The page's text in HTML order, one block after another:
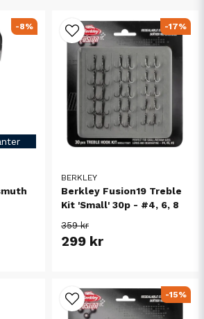
-8%
BERKLEY
Berkley Fusion19 Treble
Kit 'Small' 30p - #4, 6, 8
359 kr
299 kr
-17%
-15%